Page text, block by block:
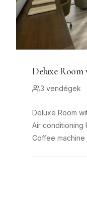
Deluxe
3 vendégek
Deluxe Room
Air conditioning
Coffee machine